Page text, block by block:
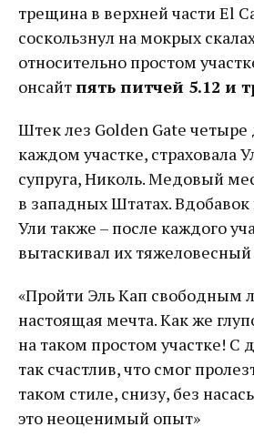
трещина в верхней части El
соскользнул на мокрых
относительно простом
онсайтпять питчей 5.12 и
Штек лез Golden Gate четыре
каждом участке, страховала
супруга, Николь. Медовый
в западных Штатах.
Ули также – после каждого
вытаскивал их тяжеловесный
«Пройти Эль Кап свободным
настоящая мечта. Как же
на таком простом участке! С
так счастлив, что смог
таком стиле, снизу, без
это неоценимый опыт»